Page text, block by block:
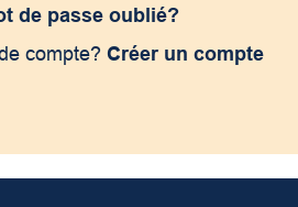
de passe oublié?
compte? Créer un compte